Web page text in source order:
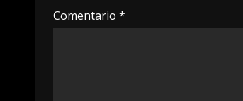
Comentario *